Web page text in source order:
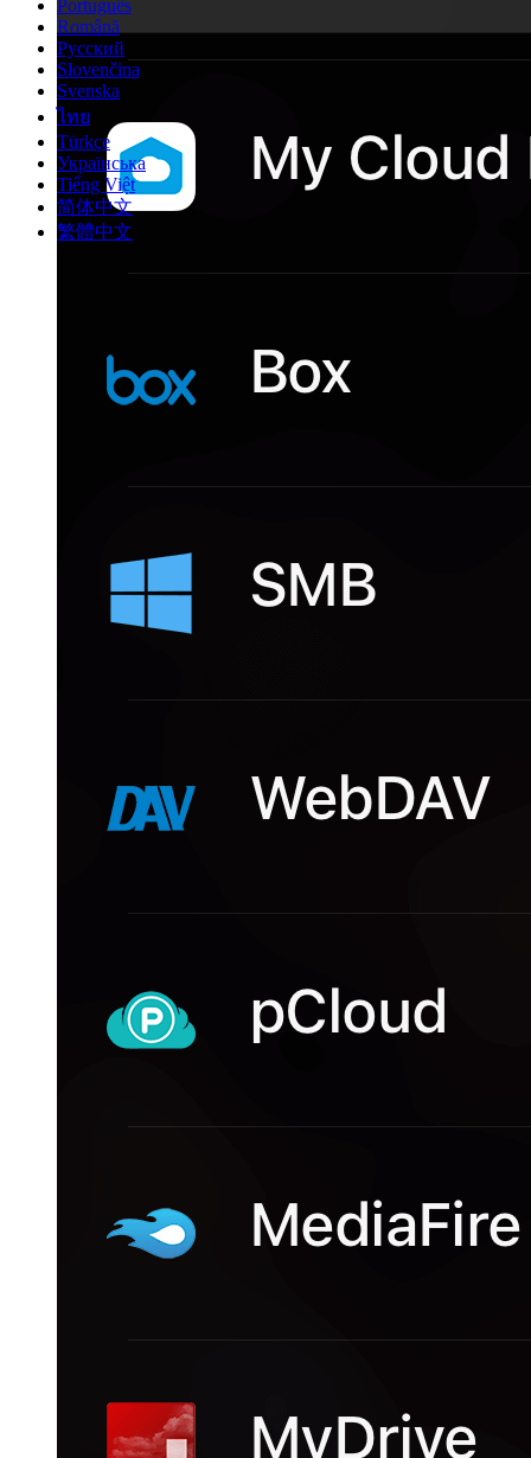
Português
Română
Русский
Slovenčina
Svenska
ไทย
Türkçe
Українська
Tiếng Việt
简体中文
繁體中文